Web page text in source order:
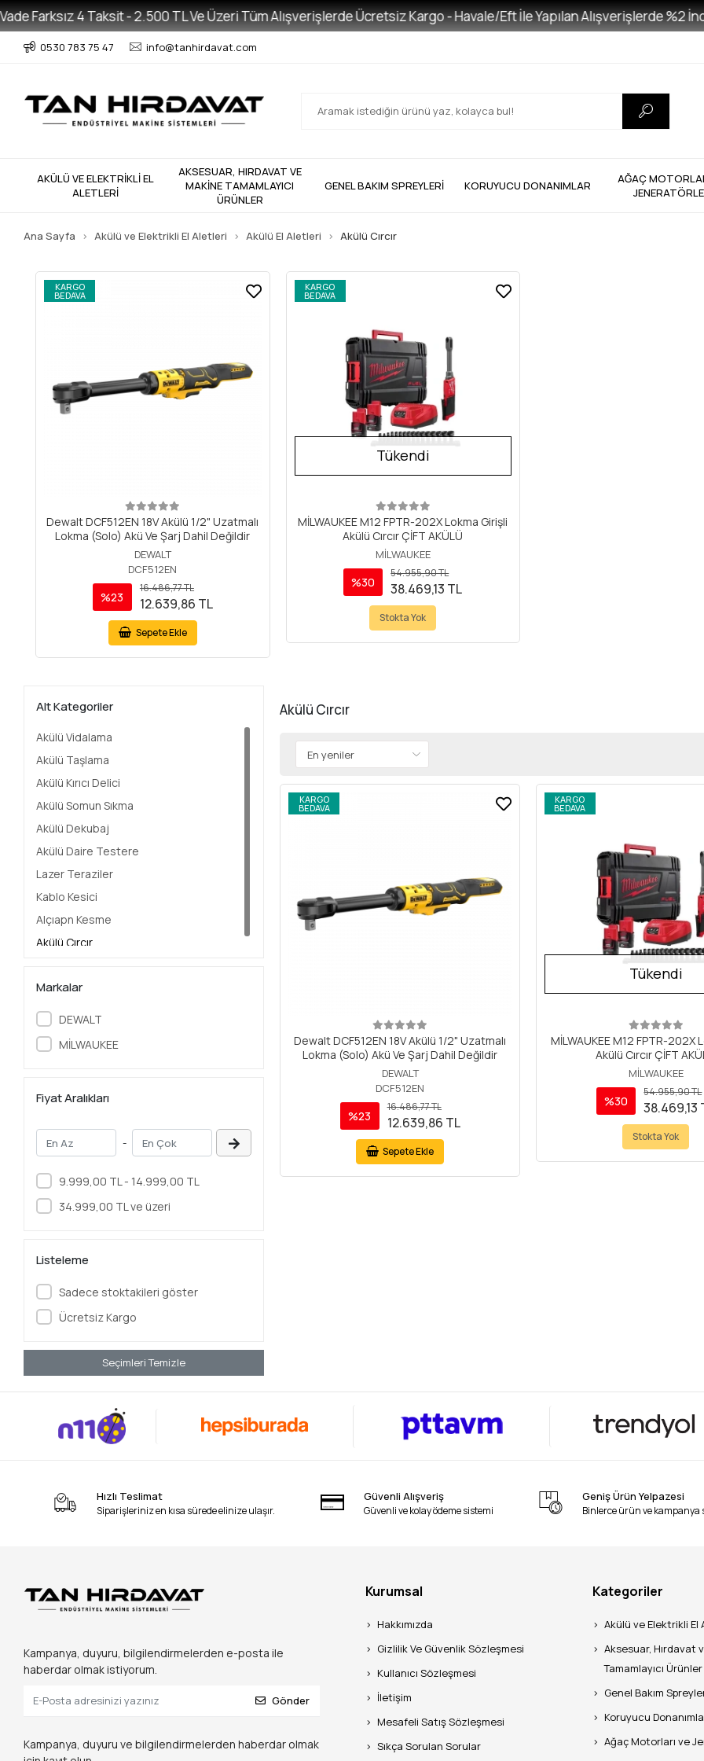
Farksız 4 Taksit - 2.500 TL Ve Üzeri Tüm Alışverişlerde Ücretsiz Kargo - Havale/Eft İle Yapılan Alışverişlerde %2
0530 783 75 47 info@tanhirdavat.com
AKÜLÜ VE ELEKTRİKLİ EL
ALETLERİ
AKSESUAR, HIRDAVAT VE
MAKİNE TAMAMLAYICI
ÜRÜNLER
GENEL BAKIM SPREYLERİ KORUYUCU DONANIMLAR
AĞAÇ
Ana Sayfa Akülü ve Elektrikli El Aletleri Akülü El Aletleri Akülü Cırcır
KARGO
BEDAVA
Dewalt DCF512EN 18V Akülü 1/2" Uzatmalı
Lokma (Solo) Akü Ve Şarj Dahil Değildir
DEWALT
DCF512EN
%23
16.486,77 TL
12.639,86 TL
Sepete Ekle
KARGO
BEDAVA
Tükendi
MİLWAUKEE M12 FPTR-202X Lokma Girişli
Akülü Cırcır ÇİFT AKÜLÜ
MİLWAUKEE
%30
54.955,90 TL
38.469,13 TL
Stokta Yok
Alt Kategoriler
Akülü Vidalama
Akülü Taşlama
Akülü Kırıcı Delici
Akülü Somun Sıkma
Akülü Dekubaj
Akülü Daire Testere
Lazer Teraziler
Kablo Kesici
Alçıapn Kesme
Akülü Cırcır
Markalar
DEWALT
MİLWAUKEE
Fiyat Aralıkları
-
9.999,00 TL - 14.999,00 TL
34.999,00 TL ve üzeri
Listeleme
Sadece stoktakileri göster
Ücretsiz Kargo
Seçimleri Temizle
Akülü Cırcır
KARGO
BEDAVA
Dewalt DCF512EN 18V Akülü 1/2" Uzatmalı
Lokma (Solo) Akü Ve Şarj Dahil Değildir
DEWALT
DCF512EN
%23
16.486,77 TL
12.639,86 TL
Sepete Ekle
KARGO
BEDAVA
Tükendi
MİLWAUKEE M12 FPTR-202X
Akülü Cırcır ÇİFT
MİLWAUKEE
%30
54.955,90 TL
38.469,13
Stokta Yok
Hızlı Teslimat
Siparişleriniz en kısa sürede elinize ulaşır.
Güvenli Alışveriş
Güvenli ve kolay ödeme sistemi
Geniş Ürün Yelpazesi
Binlerce ürün ve kampanya
Kampanya, duyuru, bilgilendirmelerden e-posta ile
haberdar olmak istiyorum.
Gönder
Kampanya, duyuru ve bilgilendirmelerden haberdar olmak
Kurumsal
Hakkımızda
Gizlilik Ve Güvenlik Sözleşmesi
Kullanıcı Sözleşmesi
İletişim
Mesafeli Satış Sözleşmesi
Sıkça Sorulan Sorular
Kategoriler
Akülü ve Elektrikli El
Aksesuar, Hırdavat
Tamamlayıcı Ürünler
Genel Bakım
Koruyucu
Ağaç Motorları ve